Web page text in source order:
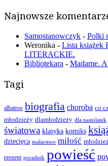
Najnowsze
Samostanowczyk - Polki
Weronika - Lista książek
LITERACKIE.
Bibliotekara - Madame.
Tagi
albatros biografia choroba co
młodzieży dlamłodzieży dla nastolatek
światowa klasyka komiks
dziecięca malarstwo miłość
prezent poradnik powieść